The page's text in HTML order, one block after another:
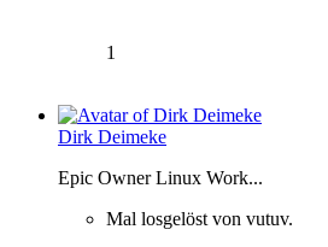
1
Dirk Deimeke
Epic Owner Linux Work...
Mal losgelöst von vutuv.